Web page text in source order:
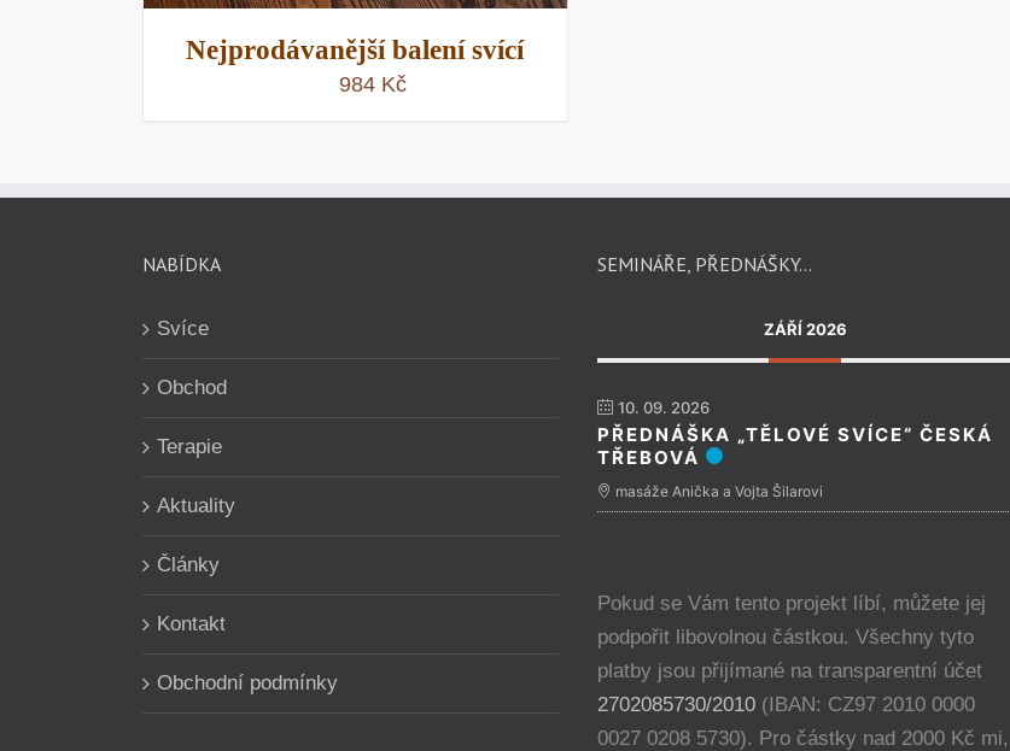
Nejprodávanější balení svící
984 Kč
NABÍDKA
Svíce
Obchod
Terapie
Aktuality
Články
Kontakt
Obchodní podmínky
SEMINÁŘE, PŘEDNÁŠKY…
ZÁŘÍ 2026
10. 09. 2026
PŘEDNÁŠKA „TĚLOVÉ SVÍCE“ ČESKÁ
TŘEBOVÁ
masáže Anička a Vojta Šilarovi
Pokud se Vám tento projekt líbí, můžete jej
podpořit libovolnou částkou. Všechny tyto
platby jsou přijímané na transparentní účet
2702085730/2010(IBAN: CZ97 2010 0000
0027 0208 5730). Pro částky nad 2000 Kč mi,